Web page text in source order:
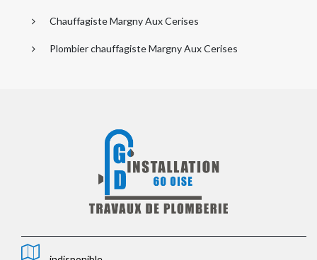
Chauffagiste Margny Aux Cerises
Plombier chauffagiste Margny Aux Cerises